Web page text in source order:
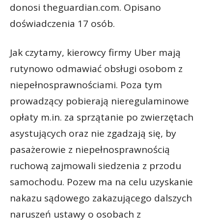
donosi theguardian.com. Opisano
doświadczenia 17 osób.
Jak czytamy, kierowcy firmy Uber mają
rutynowo odmawiać obsługi osobom z
niepełnosprawnościami. Poza tym
prowadzący pobierają nieregulaminowe
opłaty m.in. za sprzątanie po zwierzętach
asystujących oraz nie zgadzają się, by
pasażerowie z niepełnosprawnością
ruchową zajmowali siedzenia z przodu
samochodu. Pozew ma na celu uzyskanie
nakazu sądowego zakazującego dalszych
naruszeń ustawy o osobach z